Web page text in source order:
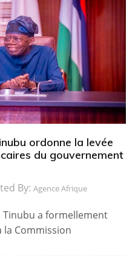
ordonne la levée
du gouvernement
By: Agence Afrique
Tinubu a formellement
la Commission